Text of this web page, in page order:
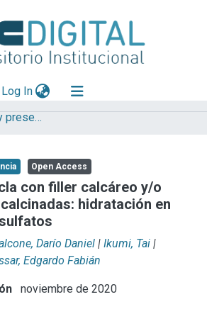
Log In(current)
Artículos, informes y presentaciones en Congresos LEMIT
Open Access
con filler calcáreo y/o
hidratación en
Darío Daniel | Ikumi, Tai |
Edgardo Fabián
noviembre de 2020